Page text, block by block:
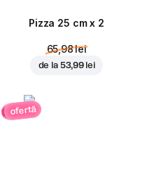
Pizza 25 cm x 2
65,98 lei
de la 53,99 lei
ofertă